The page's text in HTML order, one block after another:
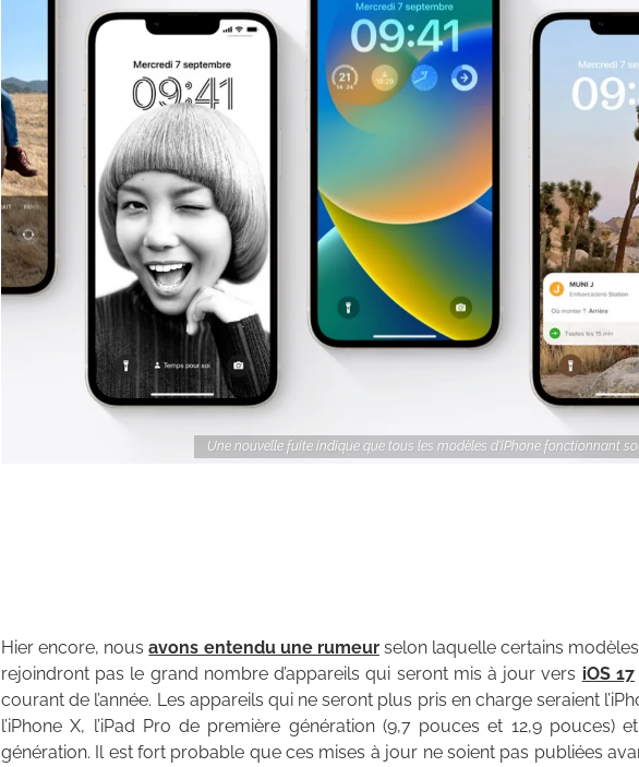
Une nouvelle fuite indique que tous les modèles d'iPhone fonctionnant
Hier encore, nousavons entendu une rumeurselon laquelle certains modèles
rejoindront pas le grand nombre d’appareils qui seront mis à jour vers iOS 17
courant de l’année. Les appareils qui ne seront plus pris en charge seraient
l’iPhone X, l’iPad Pro de première génération (9,7 pouces et 12,9 pouces)
génération. Il est fort probable que ces mises à jour ne soient pas publiées